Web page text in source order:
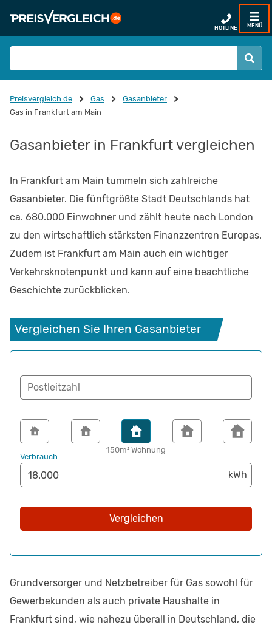
HOTLINE MENÜ
Preisvergleich.de Gas
Gasanbieter
Gas in Frankfurt am Main
Gasanbieter in Frankfurt vergleichen
In Frankfurt am Main tummeln sich zahlreiche
Gasanbieter. Die fünftgrößte Stadt Deutschlands hat
ca. 680.000 Einwohner und zählt heute nach London
zu den wirtschaftlich stärksten Finanzzentren Europas.
Zudem ist Frankfurt am Main auch ein wichtiger
Verkehrsknotenpunkt und kann auf eine beachtliche
Geschichte zurückblicken.
Vergleichen Sie Ihren Gasanbieter
Postleitzahl
150m² Wohnung
Verbrauch
Vergleichen
Grundversorger und Netzbetreiber für Gas sowohl für
Gewerbekunden als auch private Haushalte in
Frankfurt sind, wie nahezu überall in Deutschland, die